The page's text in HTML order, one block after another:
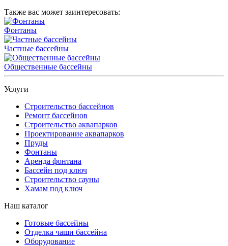
Также вас может заинтересовать:
Фонтаны
Частные бассейны
Общественные бассейны
Услуги
Строительство бассейнов
Ремонт бассейнов
Строительство аквапарков
Проектирование аквапарков
Пруды
Фонтаны
Аренда фонтана
Бассейн под ключ
Строительство сауны
Хамам под ключ
Наш каталог
Готовые бассейны
Отделка чаши бассейна
Оборудование